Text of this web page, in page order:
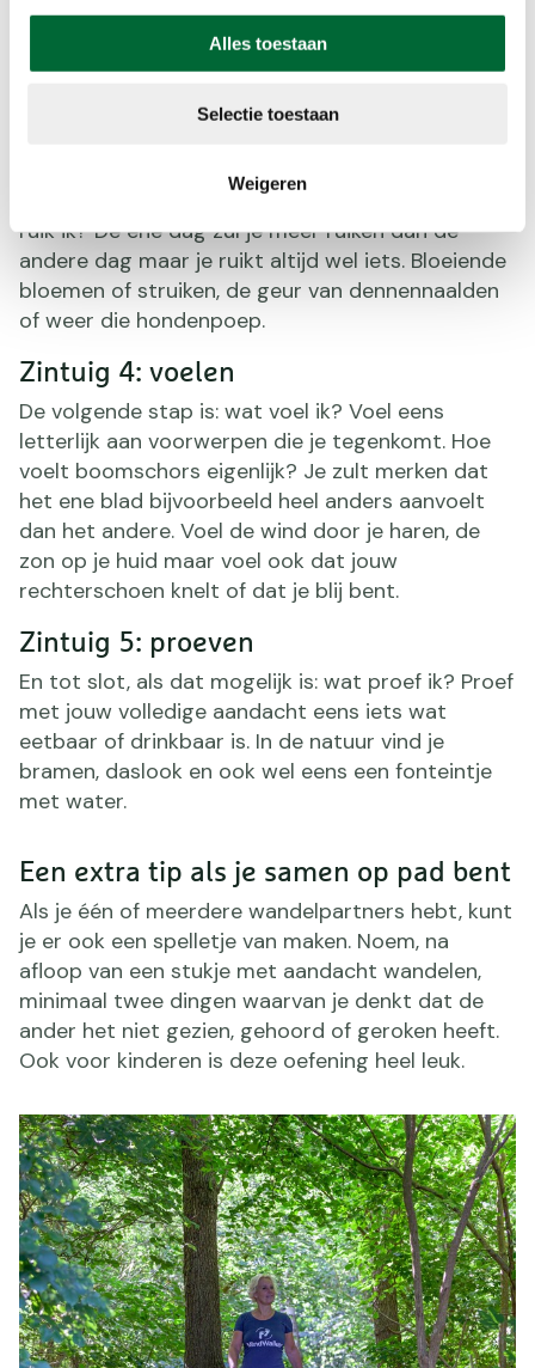
Alles toestaan
Selectie toestaan
Weigeren
De volgende stap is de focus verleggen naar: wat
ruik ik? De ene dag zul je meer ruiken dan de
andere dag maar je ruikt altijd wel iets. Bloeiende
bloemen of struiken, de geur van dennennaalden
of weer die hondenpoep.
Zintuig 4: voelen
De volgende stap is: wat voel ik? Voel eens
letterlijk aan voorwerpen die je tegenkomt. Hoe
voelt boomschors eigenlijk? Je zult merken dat
het ene blad bijvoorbeeld heel anders aanvoelt
dan het andere. Voel de wind door je haren, de
zon op je huid maar voel ook dat jouw
rechterschoen knelt of dat je blij bent.
Zintuig 5: proeven
En tot slot, als dat mogelijk is: wat proef ik? Proef
met jouw volledige aandacht eens iets wat
eetbaar of drinkbaar is. In de natuur vind je
bramen, daslook en ook wel eens een fonteintje
met water.
Een extra tip als je samen op pad bent
Als je één of meerdere wandelpartners hebt, kunt
je er ook een spelletje van maken. Noem, na
afloop van een stukje met aandacht wandelen,
minimaal twee dingen waarvan je denkt dat de
ander het niet gezien, gehoord of geroken heeft.
Ook voor kinderen is deze oefening heel leuk.